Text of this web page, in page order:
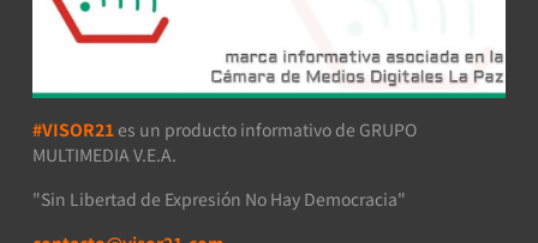
#VISOR21 es un producto informativo de GRUPO
MULTIMEDIA V.E.A.
"Sin Libertad de Expresión No Hay Democracia"